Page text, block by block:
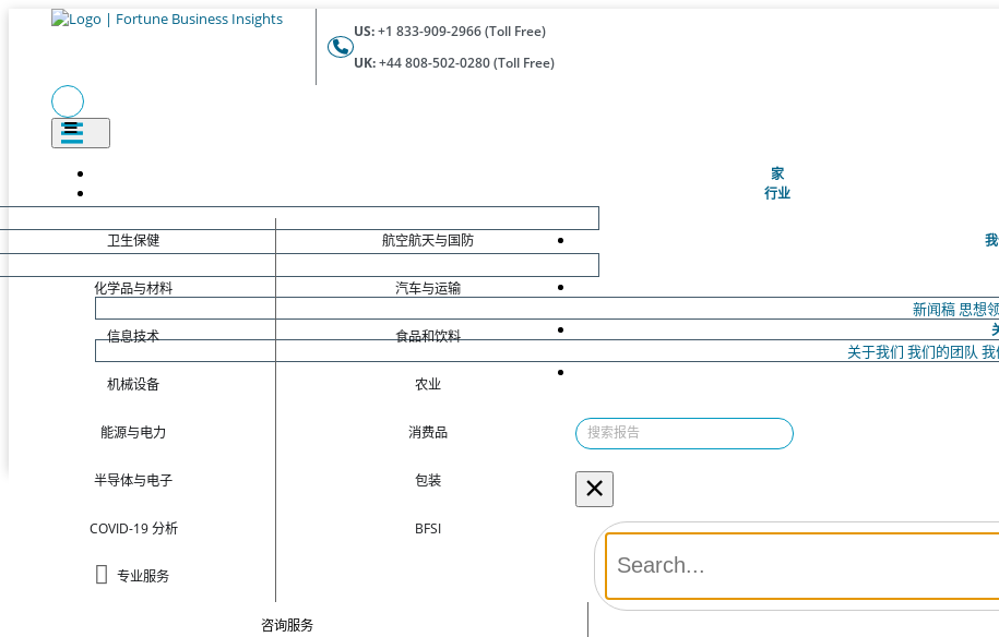
US:+1 833-909-2966 (Toll Free)
UK:+44 808-502-0280 (Toll Free)
家(当前的)
行业
卫生保健
化学品与材料
信息技术
机械设备
能源与电力
半导体与电子
COVID-19 分析
专业服务
航空航天与国防
汽车与运输
食品和饮料
农业
消费品
包装
BFSI
咨询服务
新闻稿 思想
关于我们 我们的团队 我
×